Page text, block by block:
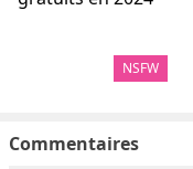
NSFW
Commentaires